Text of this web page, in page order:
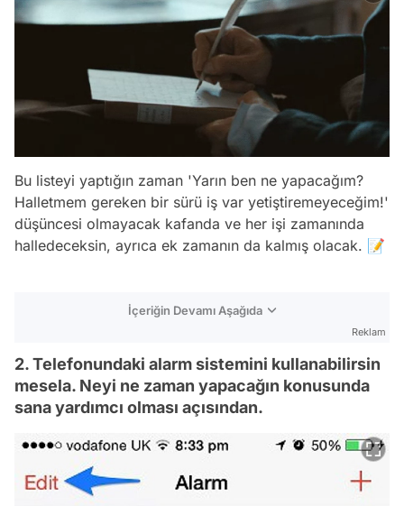
Bu listeyi yaptığın zaman 'Yarın ben ne yapacağım?
Halletmem gereken bir sürü iş var yetiştiremeyeceğim!'
düşüncesi olmayacak kafanda ve her işi zamanında
halledeceksin, ayrıca ek zamanın da kalmış olacak. 📝
İçeriğin Devamı Aşağıda
Reklam
2. Telefonundaki alarm sistemini kullanabilirsin
mesela. Neyi ne zaman yapacağın konusunda
sana yardımcı olması açısından.